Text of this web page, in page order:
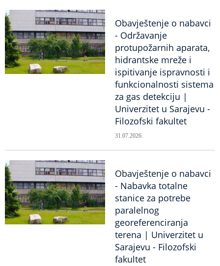
Obavještenje o nabavci
- Održavanje
protupožarnih aparata,
hidrantske mreže i
ispitivanje ispravnosti i
funkcionalnosti sistema
za gas detekciju |
Univerzitet u Sarajevu -
Filozofski fakultet
31.07.2026.
Obavještenje o nabavci
- Nabavka totalne
stanice za potrebe
paralelnog
georeferenciranja
terena | Univerzitet u
Sarajevu - Filozofski
fakultet